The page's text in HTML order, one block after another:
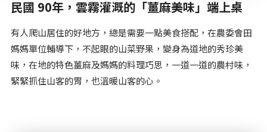
民國 90年，雲霧灌溉的「薑麻美味」端上桌
有人爬山居住的好地方，總是需要一點美食搭配，在農委會田
媽媽單位輔導下，不起眼的山菜野果，變身為道地的秀珍美
味，在地的特色薑麻及媽媽的料理巧思，一道一道的農村味，
緊緊抓住山客的胃，也溫暖山客的心。